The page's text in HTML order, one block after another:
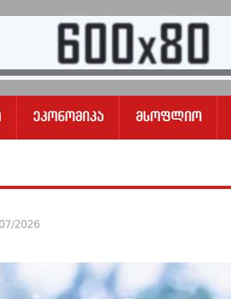
Ეკონომიკა Მსოფლიო
2026